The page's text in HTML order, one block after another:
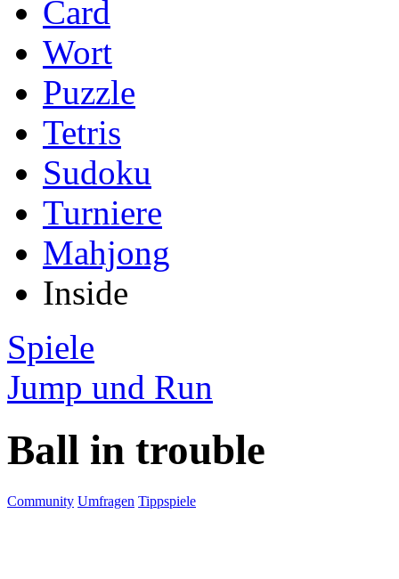
Card
Wort
Puzzle
Tetris
Sudoku
Turniere
Mahjong
Inside
Spiele
Jump und Run
Ball in trouble
Community Umfragen Tippspiele